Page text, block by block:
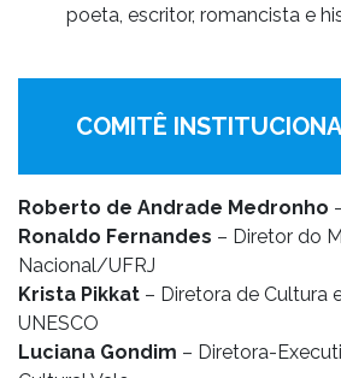
poeta, escritor, romancista e
COMITÊ
Roberto de Andrade Medronho
Ronaldo Fernandes – Diretor do
Nacional/UFRJ
Krista Pikkat – Diretora de Cultura
UNESCO
Luciana Gondim – Diretora-